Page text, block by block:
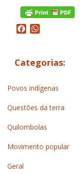
Facebook
Categorias:
Povos indígenas
Questões da terra
Quilombolas
Movimento popular
Geral